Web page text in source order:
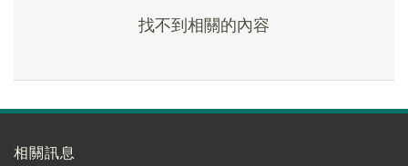
找不到相關的內容
相關訊息